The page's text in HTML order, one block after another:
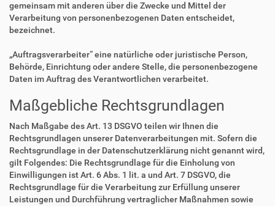
gemeinsam mit anderen über die Zwecke und Mittel der
Verarbeitung von personenbezogenen Daten entscheidet,
bezeichnet.
„Auftragsverarbeiter“ eine natürliche oder juristische Person,
Behörde, Einrichtung oder andere Stelle, die personenbezogene
Daten im Auftrag des Verantwortlichen verarbeitet.
Maßgebliche Rechtsgrundlagen
Nach Maßgabe des Art. 13 DSGVO teilen wir Ihnen die
Rechtsgrundlagen unserer Datenverarbeitungen mit. Sofern die
Rechtsgrundlage in der Datenschutzerklärung nicht genannt wird,
gilt Folgendes: Die Rechtsgrundlage für die Einholung von
Einwilligungen ist Art. 6 Abs. 1 lit. a und Art. 7 DSGVO, die
Rechtsgrundlage für die Verarbeitung zur Erfüllung unserer
Leistungen und Durchführung vertraglicher Maßnahmen sowie